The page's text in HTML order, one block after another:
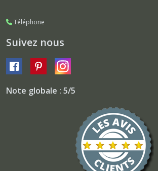
Téléphone
Suivez nous
Note globale : 5/5